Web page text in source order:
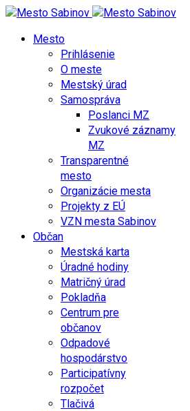
Mesto
Prihlásenie
O meste
Mestský úrad
Samospráva
Poslanci MZ
Zvukové záznamy
MZ
Transparentné
mesto
Organizácie mesta
Projekty z EÚ
VZN mesta Sabinov
Občan
Mestská karta
Úradné hodiny
Matričný úrad
Pokladňa
Centrum pre
občanov
Odpadové
hospodárstvo
Participatívny
rozpočet
Tlačivá